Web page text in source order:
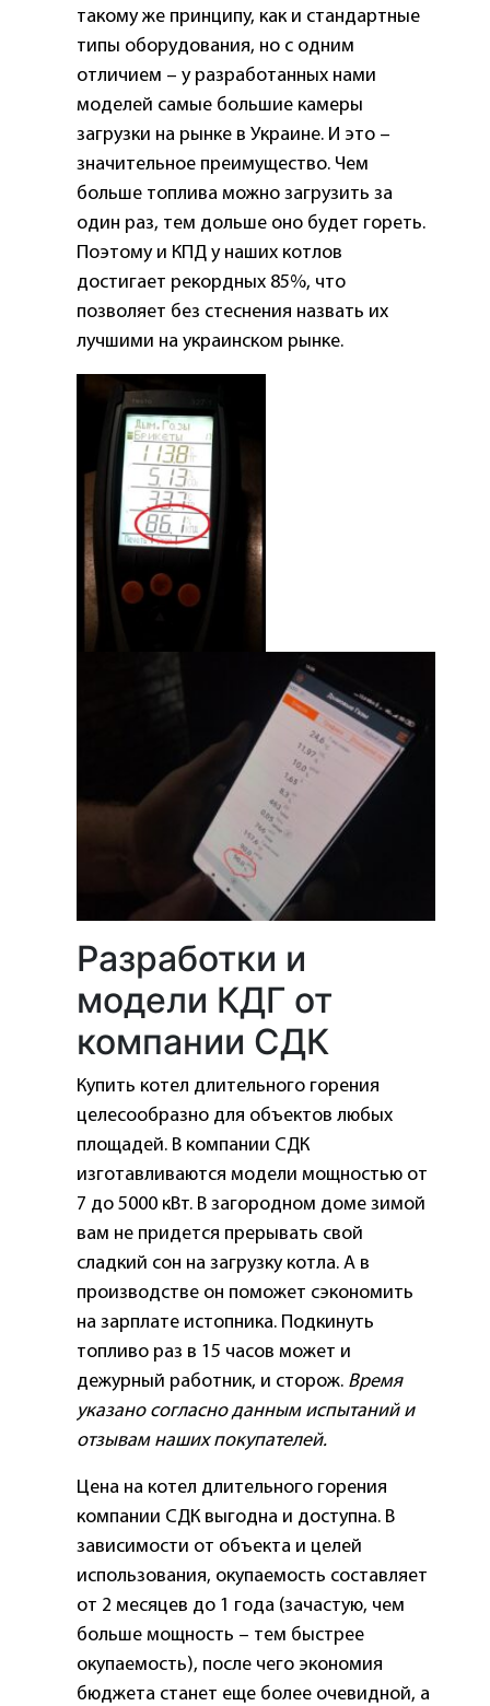
такому же принципу, как и стандартные
типы оборудования, но с одним
отличием – у разработанных нами
моделей самые большие камеры
загрузки на рынке в Украине. И это –
значительное преимущество. Чем
больше топлива можно загрузить за
один раз, тем дольше оно будет гореть.
Поэтому и КПД у наших котлов
достигает рекордных 85%, что
позволяет без стеснения назвать их
лучшими на украинском рынке.
Разработки и
модели КДГ от
компании СДК
Купить котел длительного горения
целесообразно для объектов любых
площадей. В компании СДК
изготавливаются модели мощностью от
7 до 5000 кВт. В загородном доме зимой
вам не придется прерывать свой
сладкий сон на загрузку котла. А в
производстве он поможет сэкономить
на зарплате истопника. Подкинуть
топливо раз в 15 часов может и
дежурный работник, и сторож. Время
указано согласно данным испытаний и
отзывам наших покупателей.
Цена на котел длительного горения
компании СДК выгодна и доступна. В
зависимости от объекта и целей
использования, окупаемость составляет
от 2 месяцев до 1 года (зачастую, чем
больше мощность – тем быстрее
окупаемость), после чего экономия
бюджета станет еще более очевидной, а